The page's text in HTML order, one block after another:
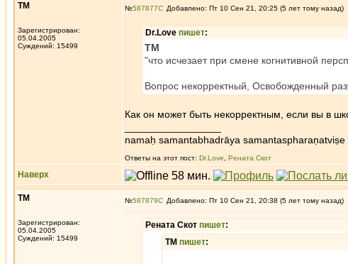
ТМ
Зарегистрирован:
05.04.2005
Суждений: 15499
№587877 Добавлено: Пт 10 Сен 21, 20:25 (5 лет тому назад)
Dr.Love пишет:
ТМ
"что исчезает при смене когнитивной
Вопрос некорректный, Освобожденный
Как он может быть некорректным, если вы в
namaḥ samantabhadrāya samantaspharaṇatviṣe
Ответы на этот пост: Dr.Love Рената Скот
Наверх
ТМ
Зарегистрирован:
05.04.2005
Суждений: 15499
№587879 Добавлено: Пт 10 Сен 21, 20:38 (5 лет тому назад)
Рената Скот пишет:
ТМ пишет: